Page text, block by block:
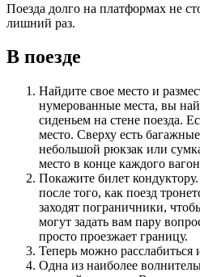
Поезда долго на платформах не
лишний раз.
В поезде
Найдите свое место и
нумерованные места, вы
сиденьем на стене поезда.
место. Сверху есть
небольшой рюкзак или
место в конце каждого
Покажите билет
после того, как поезд
заходят пограничники,
могут задать вам пару
просто проезжает границу.
Теперь можно расслабиться
Одна из наиболее